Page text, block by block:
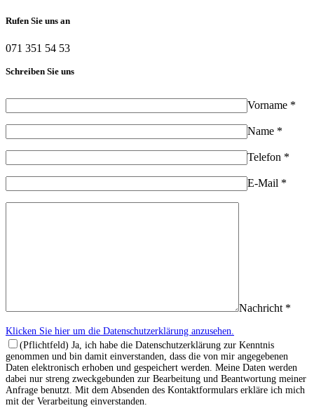
Rufen Sie uns an
071 351 54 53
Schreiben Sie uns
Vorname *
Name *
Telefon *
E-Mail *
Nachricht *
Klicken Sie hier um die Datenschutzerklärung anzusehen.
(Pflichtfeld) Ja, ich habe die Datenschutzerklärung zur Kenntnis
genommen und bin damit einverstanden, dass die von mir angegebenen
Daten elektronisch erhoben und gespeichert werden. Meine Daten werden
dabei nur streng zweckgebunden zur Bearbeitung und Beantwortung meiner
Anfrage benutzt. Mit dem Absenden des Kontaktformulars erkläre ich mich
mit der Verarbeitung einverstanden.